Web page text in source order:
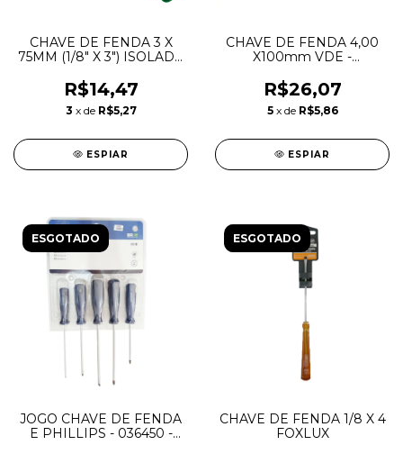
CHAVE DE FENDA 3 X
75MM (1/8" X 3") ISOLADA
R$14,47
3 x de R$5,27
ESPIAR
CHAVE DE FENDA 4,00
X100mm VDE -
R$26,07
5 x de R$5,86
ESPIAR
ESGOTADO
JOGO CHAVE DE FENDA
E PHILLIPS - 036450 -
ESGOTADO
CHAVE DE FENDA 1/8 X 4
FOXLUX